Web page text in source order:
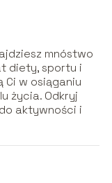
mnóstwo
diety, sportu i
Ci w osiąganiu
życia. Odkryj
aktywności i